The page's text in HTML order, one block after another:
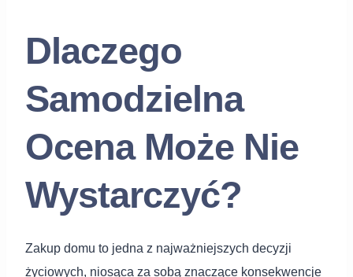
Dlaczego
Samodzielna
Ocena Może Nie
Wystarczyć?
Zakup domu to jedna z najważniejszych decyzji
życiowych, niosąca za sobą znaczące konsekwencje